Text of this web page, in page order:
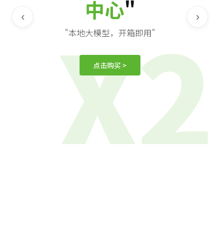
X2
中心"
"本地大模型，开箱即用"
点击购买 >
‹ ›